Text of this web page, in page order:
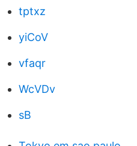
tptxz
yiCoV
vfaqr
WcVDv
sB